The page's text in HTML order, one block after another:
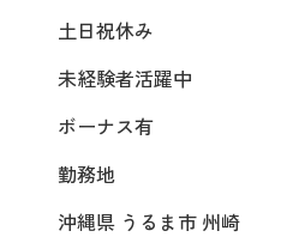
土日祝休み
未経験者活躍中
ボーナス有
勤務地
沖縄県 うるま市 州崎